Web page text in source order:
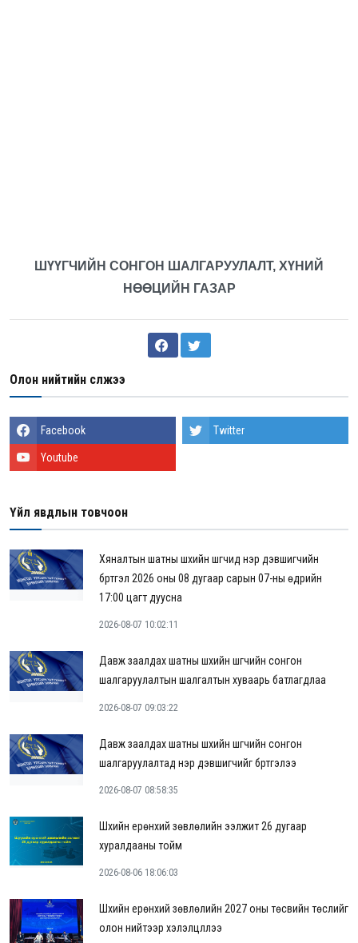
ШҮҮГЧИЙН СОНГОН ШАЛГАРУУЛАЛТ, ХҮНИЙ
НӨӨЦИЙН ГАЗАР
Олон нийтийн сүлжээ
Facebook Twitter
Youtube
Үйл явдлын товчоон
Хяналтын шатны шүүхийн шүүгчид нэр дэвшигчийн
бүртгэл 2026 оны 08 дугаар сарын 07-ны өдрийн
17:00 цагт дуусна
2026-08-07 10:02:11
Давж заалдах шатны шүүхийн шүүгчийн сонгон
шалгаруулалтын шалгалтын хуваарь батлагдлаа
2026-08-07 09:03:22
Давж заалдах шатны шүүхийн шүүгчийн сонгон
шалгаруулалтад нэр дэвшигчийг бүртгэлээ
2026-08-07 08:58:35
Шүүхийн ерөнхий зөвлөлийн ээлжит 26 дугаар
хуралдааны тойм
2026-08-06 18:06:03
Шүүхийн ерөнхий зөвлөлийн 2027 оны төсвийн төслийг
олон нийтээр хэлэлцүүллээ